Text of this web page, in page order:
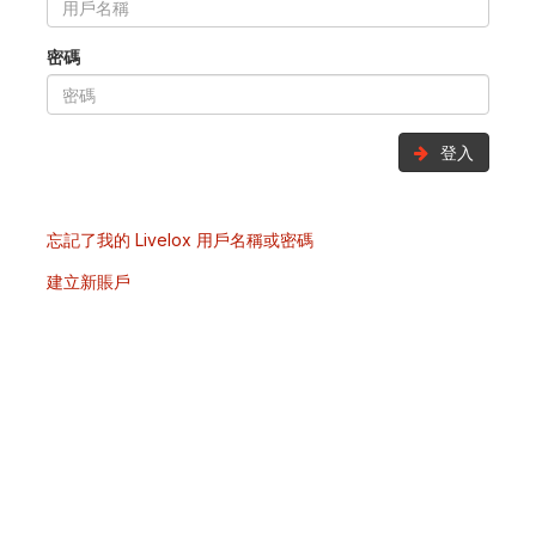
密碼
登入
忘記了我的 Livelox 用戶名稱或密碼
建立新賬戶